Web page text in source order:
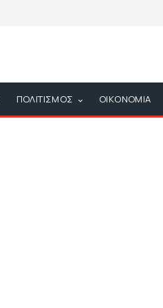
ΠΟΛΙΤΙΣΜΟΣ ΟΙΚΟΝΟΜΙΑ